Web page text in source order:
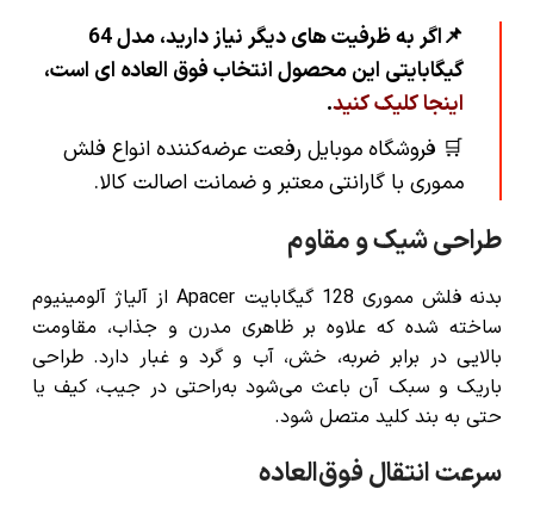
📌
اگر به ظرفیت های دیگر نیاز دارید، مدل 64
گیگابایتی این محصول انتخاب فوق العاده ای است،
اینجا کلیک کنید.
🛒 فروشگاه موبایل رفعت عرضه‌کننده انواع فلش
مموری با گارانتی معتبر و ضمانت اصالت کالا.
طراحی شیک و مقاوم
بدنه فلش مموری 128 گیگابایت Apacer از آلیاژ آلومینیوم
ساخته شده که علاوه بر ظاهری مدرن و جذاب، مقاومت
بالایی در برابر ضربه، خش، آب و گرد و غبار دارد. طراحی
باریک و سبک آن باعث می‌شود به‌راحتی در جیب، کیف یا
حتی به بند کلید متصل شود.
سرعت انتقال فوق‌العاده